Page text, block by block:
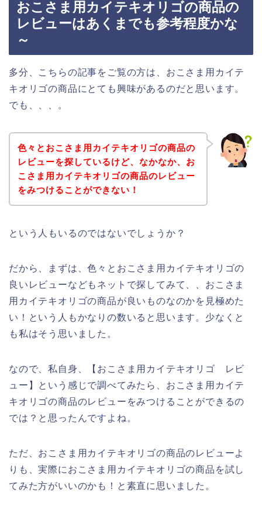
おこさま用カイテキオリゴの商品の
レビューはあくまでも参考程度かな
～
多分、こちらの記事をご覧の方は、おこさま用カイテ
キオリゴの商品にとても興味があるのだと思います。
でも、、、。
色々とおこさま用カイテキオリゴの商品の
レビューを探しているけど、なかなか、お
こさま用カイテキオリゴの商品のレビュー
をみつけることができない！
という人もいるのではないでしょうか？
だから、まずは、色々とおこさま用カイテキオリゴの
良いレビューなどもネットで探してみて、、おこさま
用カイテキオリゴの商品が良いものなのかを見極めた
い！という人もかなりの数いると思います。少なくと
も私はそう思いました。
なので、私自身、【おこさま用カイテキオリゴ レビ
ュー】という感じで調べてみたら、おこさま用カイテ
キオリゴの商品のレビューをみつけることができるの
では？と思ったんですよね。
ただ、おこさま用カイテキオリゴの商品のレビューよ
りも、実際におこさま用カイテキオリゴの商品を試し
てみた方がいいのかも！と素直に思いました。